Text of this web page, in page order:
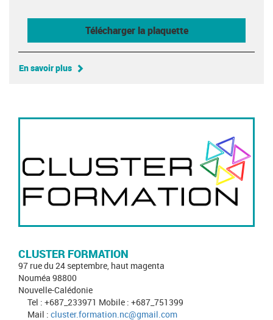
Télécharger la plaquette
En savoir plus
CLUSTER FORMATION
97 rue du 24 septembre, haut magenta
Nouméa 98800
Nouvelle-Calédonie
Tel : +687_233971 Mobile : +687_751399
Mail : cluster.formation.nc@gmail.com